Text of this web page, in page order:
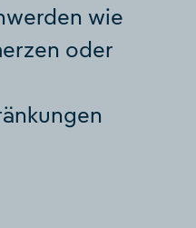
wie
oder